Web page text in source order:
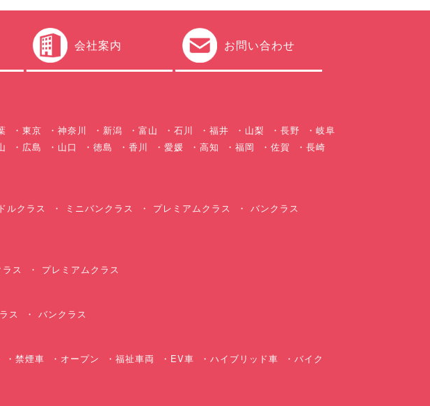
会社案内 お問い合わせ
東京 神奈川 新潟 富山 石川 福井 山梨 長野
岐阜
広島 山口 徳島 香川 愛媛 高知 福岡 佐賀
長崎
ルクラス ミニバンクラス プレミアムクラス
バンクラス
ス プレミアムクラス
ス バンクラス
禁煙車 オープン 福祉車両 EV車 ハイブリッド車
バイク